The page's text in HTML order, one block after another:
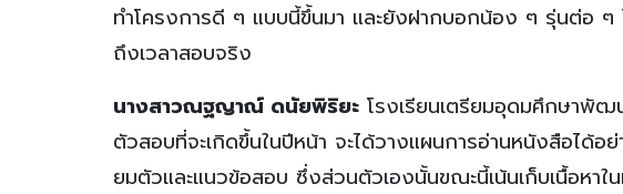
ทำโครงการดี ๆ แบบนี้ขึ้นมา และยังฝากบอกน้อง ๆ รุ่นต่อ ๆ
ถึงเวลาสอบจริง
นางสาวณฐญาณ์ ดนัยพิริยะ โรงเรียนเตรียมอุดมศึกษาพัฒ
ตัวสอบที่จะเกิดขึ้นในปีหน้า จะได้วางแผนการอ่านหนังสือได้อ
ยมตัวและแนวข้อสอบ ซึ่งส่วนตัวเองนั้นขณะนี้เน้นเก็บเนื้อหา